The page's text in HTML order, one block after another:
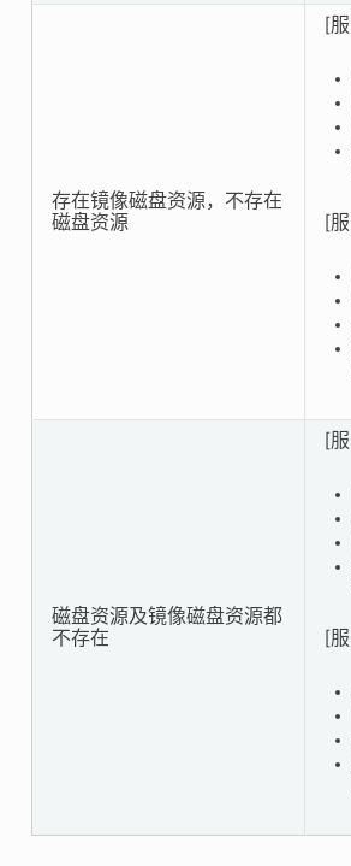
存在镜像磁盘资源，不存在
磁盘资源
[
[
磁盘资源及镜像磁盘资源都
不存在
[
[